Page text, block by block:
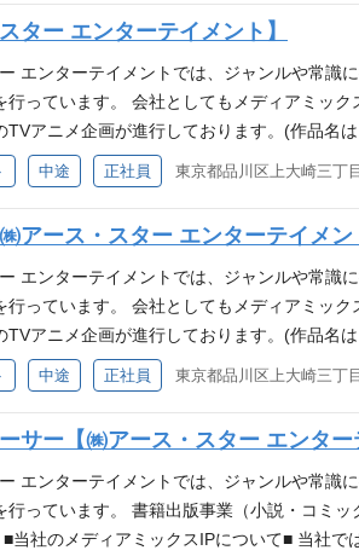
った』 『転生した大聖女は聖女であるこ
力を垂れ流す』 『悠久の愚者アズリーの、
しております。 ■アース・スターエンター
インタビューを掲載しております！こちら
求める素養】 【企画力】次から次へとエン
タメの鬼。 【発想力】独りよがりになら
間力】他人を気遣い、チームの和を大事に
推進した経験 新たな作品やコンテンツを生
立ち上げたいという熱い意思がある方 と
社での編集経験をお持ちの方 中途入社で
編集スキルの取得を行っていただきます
生の編集担当をしていただくようになり
品のご紹介■ 複数作品がTVアニメ化して
いと都に出て行った娘がSランクになって
』 『ヘルモード』 『無職の英雄 別にスキ
は聖女であることをひた隠す』※シリーズ
者アズリーの、賢者のすゝめ』 また、『戦
販促物の作成、担当編集との打ち合わせ
たな営業提案など、当社作品の売上拡大
人気作品のご紹介】をご参照ください。 具
案(定例商談) 電子書籍売上データの分析、
籍制作会社への発注作業・素材納品・デ
す。 意見交換や相談がしやすい雰囲気で
迎条件】 無形商材の営業経験・広告業界の
テイメントへの関心が高く、コミュニケー
い方 ■人気作品のご紹介■ 複数作品がTV
険者になりたいと都に出て行った娘がSラ
パリイ】する』 『ヘルモード』 『無職の英
生した大聖女は聖女であることをひた隠す
『悠久の愚者アズリーの、賢者のすゝめ
。
ター エンターテイメント】
エンターテイメントでは、ジャンルや常識
っています。 会社としてもメディアミッ
TVアニメ企画が進行しております。(作品
ウハウを元に、現在はオリジナル作品の
き、その中からヒット作品を生み出して
■業務内容■ 人員の更なる拡充のた
の平台や棚の拡大を行い、アース・スター
進活動 書店での売り場作りの提案と売場拡
雰囲気】 社員の多くが20代～30代で、若
エンターテイメント業界ならではの「好き
業務経験(職種不問) 5年以上の営業経験(業
にならないんですが。』 『俺は全てを【
』 『転生したらドラゴンの卵だった』 『
無自覚聖女は今日も無意識に力を垂れ流
』など話題の作品を続々刊行しております。
中途 正社員 東京都品川区上大崎三丁
アース・スター エンターテイメン
エンターテイメントでは、ジャンルや常識
っています。 会社としてもメディアミッ
TVアニメ企画が進行しております。(作品
ウハウを元に、現在はオリジナル作品の
き、その中からヒット作品を生み出して
■業務内容■ アース・スターエンタ
的な業務 (雇い入れ直後) 書籍出版流通業務
務全般（取次売上、直販売上） 電話対応及
くが20代～30代で、若手が活躍する活気
中途 正社員 東京都品川区上大崎三丁
サー【㈱アース・スター エンター
エンターテイメントでは、ジャンルや常識
行っています。 書籍出版事業（小説・コミ
当社のメディアミックスIPについて■ 当社